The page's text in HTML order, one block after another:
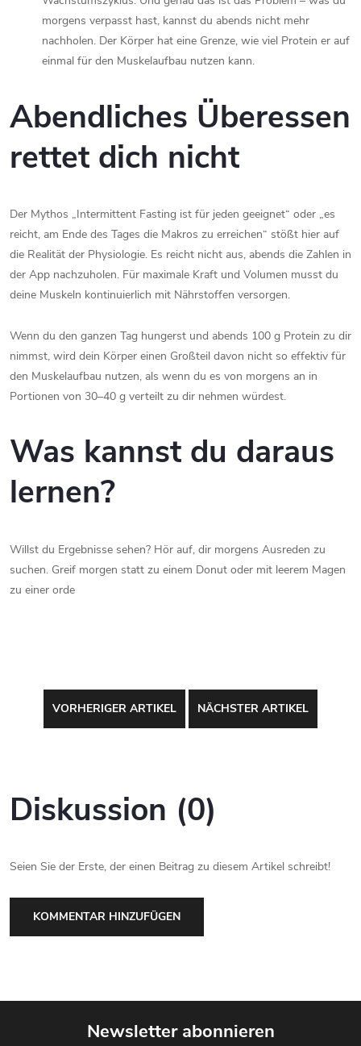
morgens verpasst hast, kannst du abends nicht mehr
nachholen. Der Körper hat eine Grenze, wie viel Protein er auf
einmal für den Muskelaufbau nutzen kann.
Abendliches Überessen
rettet dich nicht
Der Mythos „Intermittent Fasting ist für jeden geeignet“ oder „es
reicht, am Ende des Tages die Makros zu erreichen“ stößt hier auf
die Realität der Physiologie. Es reicht nicht aus, abends die Zahlen in
der App nachzuholen. Für maximale Kraft und Volumen musst du
deine Muskeln kontinuierlich mit Nährstoffen versorgen.
Wenn du den ganzen Tag hungerst und abends 100 g Protein zu dir
nimmst, wird dein Körper einen Großteil davon nicht so effektiv für
den Muskelaufbau nutzen, als wenn du es von morgens an in
Portionen von 30–40 g verteilt zu dir nehmen würdest.
Was kannst du daraus
lernen?
Willst du Ergebnisse sehen? Hör auf, dir morgens Ausreden zu
suchen. Greif morgen statt zu einem Donut oder mit leerem Magen
zu einer orde
VORHERIGER ARTIKEL NÄCHSTER ARTIKEL
Diskussion (0)
Seien Sie der Erste, der einen Beitrag zu diesem Artikel schreibt!
KOMMENTAR HINZUFÜGEN
Newsletter abonnieren